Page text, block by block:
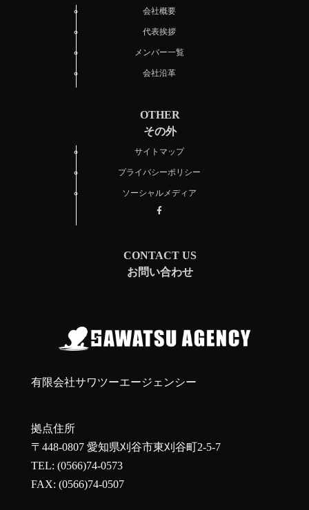
会社概要
代表挨拶
メンバー一覧
会社沿革
OTHER
その外
サイトマップ
プライバシーポリシー
ソーシャルメディア
CONTACT US
お問い合わせ
有限会社サワツーエージェンシー
拠点住所
〒448-0807 愛知県刈谷市東刈谷町2-5-7
TEL: (0566)74-0573
FAX: (0566)74-0507